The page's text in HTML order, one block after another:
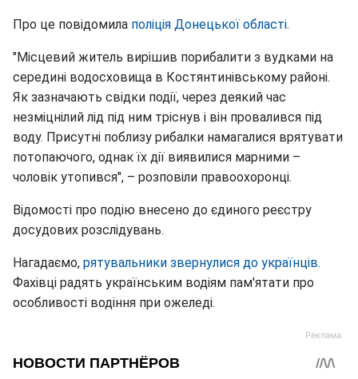
Про це повідомила поліція Донецької області.
"Місцевий житель вирішив порибалити з вудками на
середині водосховища в Костянтинівському районі.
Як зазначають свідки події, через деякий час
незміцнілий лід під ним тріснув і він провалився під
воду. Присутні поблизу рибалки намагалися врятувати
потопаючого, однак їх дії виявилися марними –
чоловік утопився", – розповіли правоохоронці.
Відомості про подію внесено до єдиного реєстру
досудових розслідувань.
Нагадаємо, рятувальники звернулися до українців.
Фахівці радять українським водіям пам'ятати про
особливості водіння при ожеледі.